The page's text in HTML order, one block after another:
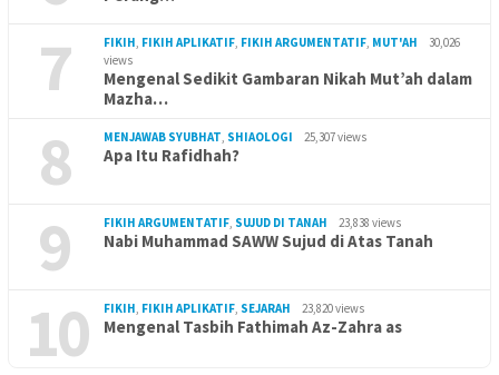
7 FIKIH, FIKIH APLIKATIF, FIKIH ARGUMENTATIF, MUT'AH
30,026
views
Mengenal Sedikit Gambaran Nikah Mut’ah dalam
Mazha…
8 MENJAWAB SYUBHAT, SHIAOLOGI 25,307 views
Apa Itu Rafidhah?
9 FIKIH ARGUMENTATIF, SUJUD DI TANAH 23,838 views
Nabi Muhammad SAWW Sujud di Atas Tanah
10 FIKIH, FIKIH APLIKATIF, SEJARAH 23,820 views
Mengenal Tasbih Fathimah Az-Zahra as